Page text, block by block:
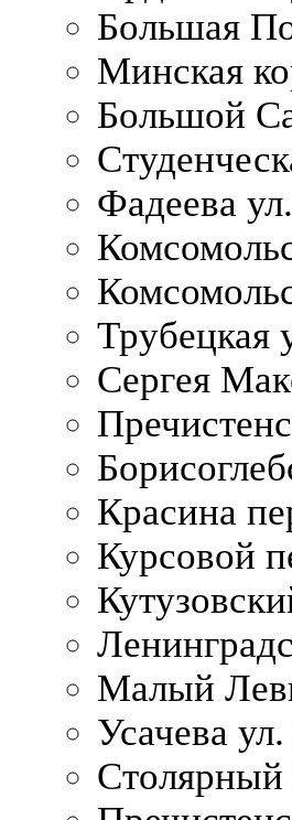
Большая
Минская
Большой
Фадеева
Трубецкая
Сергея
Красина
Курсовой
Малый
Усачева
Столярный